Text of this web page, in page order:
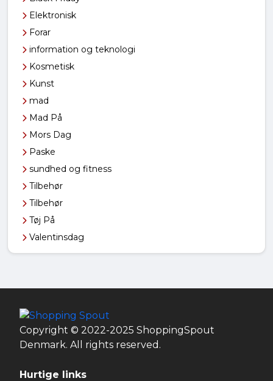
Elektronisk
Forar
information og teknologi
Kosmetisk
Kunst
mad
Mad På
Mors Dag
Paske
sundhed og fitness
Tilbehør
Tilbehør
Tøj På
Valentinsdag
Copyright © 2022-2025 ShoppingSpout
Denmark. All rights reserved.
Hurtige links